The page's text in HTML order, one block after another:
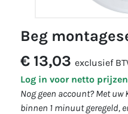
beg
€ 13,03 exclusief
Log in voor netto
Nog geen account? Met
binnen 1 minuut geregeld,